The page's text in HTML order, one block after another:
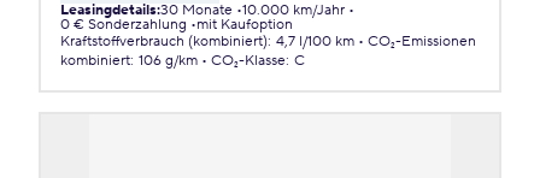
Leasingdetails:30 Monate 10.000 km/Jahr
0 € Sonderzahlung
mit Kaufoption
Kraftstoffverbrauch (kombiniert): 4,7 l/100 km
CO₂-Emissionen
kombiniert: 106 g/km CO₂-Klasse: C